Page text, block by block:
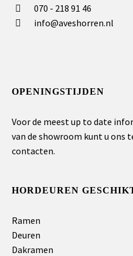
070 - 218 91 46
info@aveshorren.nl
OPENINGSTIJDEN
Voor de meest up to date
van de showroom kunt u ons
contacten.
HORDEUREN
Ramen
Deuren
Dakramen